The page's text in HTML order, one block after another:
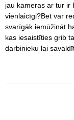
jau kameras ar tur ir
vienlaicīgi?Bet var
svarīgāk iemūžināt
kas iesaistīties grib
darbinieku lai